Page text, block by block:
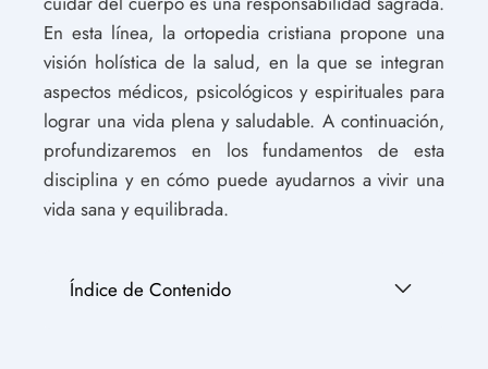
En esta línea, la ortopedia cristiana propone una
visión holística de la salud, en la que se integran
aspectos médicos, psicológicos y espirituales para
lograr una vida plena y saludable. A continuación,
profundizaremos en los fundamentos de esta
disciplina y en cómo puede ayudarnos a vivir una
vida sana y equilibrada.
Índice de Contenido